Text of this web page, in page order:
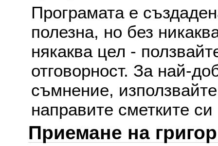
Програмата е
полезна, но без
някаква цел -
отговорност. За най-
съмнение,
направите сметките
Приемане на